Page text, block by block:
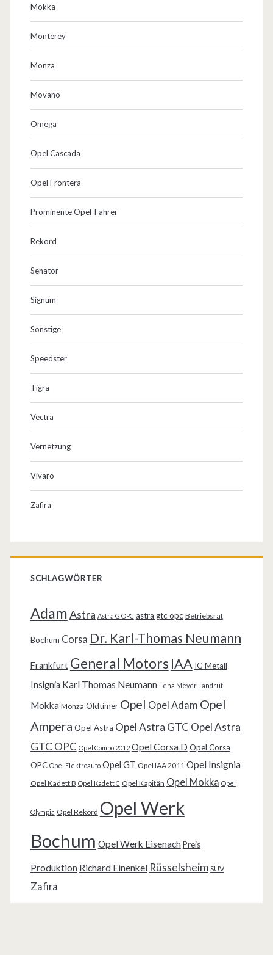
Mokka
Monterey
Monza
Movano
Omega
Opel Cascada
Opel Frontera
Prominente Opel-Fahrer
Rekord
Senator
Signum
Sonstige
Speedster
Tigra
Vectra
Vernetzung
Vivaro
Zafira
SCHLAGWÖRTER
AdamAstra Astra G OPC astra gtc opc Betriebsrat
Bochum Corsa Dr. Karl-Thomas Neumann
Frankfurt General Motors IAA IG Metall
Insignia Karl Thomas Neumann Lena Meyer Landrut
Mokka Monza Oldtimer Opel Opel Adam Opel
Ampera Opel Astra Opel Astra GTC Opel Astra
GTC OPC Opel Combo 2012 Opel Corsa D Opel Corsa
OPC Opel Elektroauto Opel GT Opel IAA 2011 Opel Insignia
Opel Kadett B Opel Kadett C Opel Kapitän Opel Mokka Opel
Olympia Opel Rekord Opel Werk
Bochum Opel Werk Eisenach Preis
Produktion Richard Einenkel Rüsselsheim SUV
Zafira